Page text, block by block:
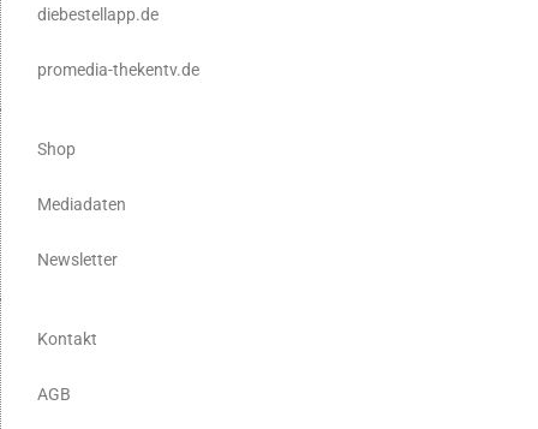
diebestellapp.de
promedia-thekentv.de
Shop
Mediadaten
Newsletter
Kontakt
AGB